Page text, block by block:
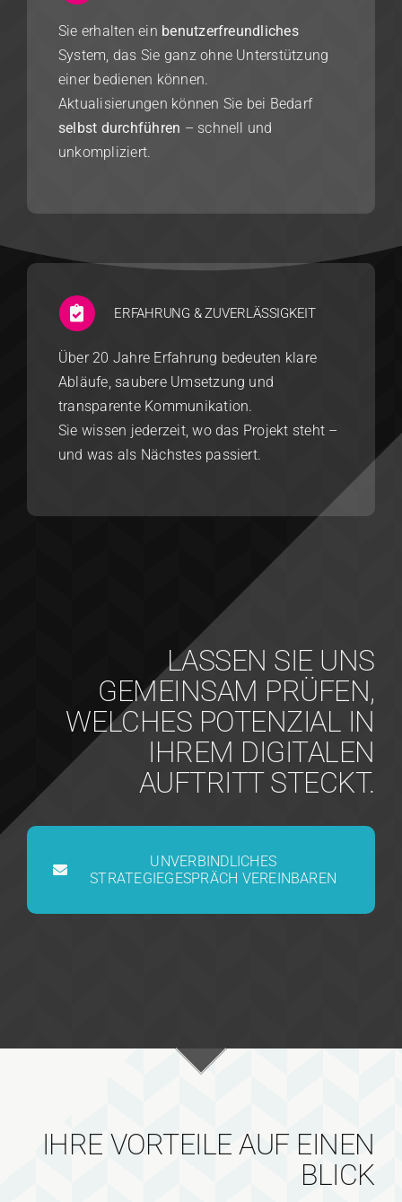
Sie erhalten ein benutzerfreundliches
System, das Sie ganz ohne Unterstützung
einer bedienen können.
Aktualisierungen können Sie bei Bedarf
selbst durchführen – schnell und
unkompliziert.
ERFAHRUNG & ZUVERLÄSSIGKEIT
Über 20 Jahre Erfahrung bedeuten klare
Abläufe, saubere Umsetzung und
transparente Kommunikation.
Sie wissen jederzeit, wo das Projekt steht –
und was als Nächstes passiert.
LASSEN SIE UNS
GEMEINSAM PRÜFEN,
WELCHES POTENZIAL IN
IHREM DIGITALEN
AUFTRITT STECKT.
UNVERBINDLICHES
STRATEGIEGESPRÄCH VEREINBAREN
IHRE VORTEILE AUF EINEN
BLICK